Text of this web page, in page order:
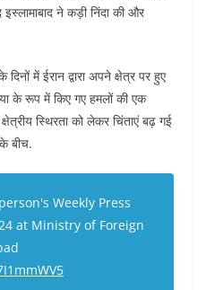
ने कड़ी निंदा की और
में ईरान द्वारा अपने क्षेत्र पर हुए
के रूप में किए गए हमलों की एक
स्थिरता को लेकर चिंताएं बढ़ गई
बीच.
Weekly Press
at Ministry of Foreign